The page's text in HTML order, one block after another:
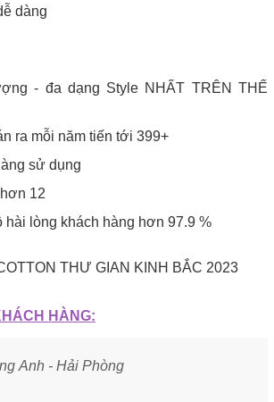
dàng
- đa dạng Style NHẤT TRÊN THẾ
ra mỗi năm tiến tới 399+
sử dụng
12
hài lòng khách hàng hơn 97.9 %
THƯ GIAN KINH BẮC 2023
HÀNG:
Anh - Hải Phòng